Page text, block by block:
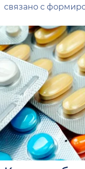
связано с